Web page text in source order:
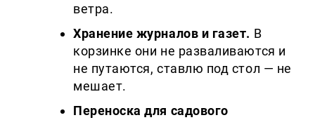
ветра.
Хранение журналов и газет. В
корзинке они не разваливаются и
не путаются, ставлю под стол — не
мешает.
Переноска для садового